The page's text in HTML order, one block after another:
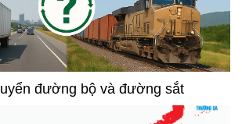
đường bộ và đường sắt